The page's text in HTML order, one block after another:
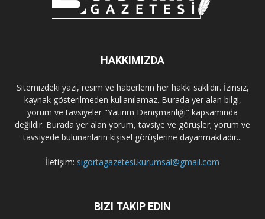
HAKKIMIZDA
Sitemizdeki yazı, resim ve haberlerin her hakkı saklıdır. İzinsiz,
kaynak gösterilmeden kullanılamaz. Burada yer alan bilgi,
yorum ve tavsiyeler "Yatırım Danışmanlığı" kapsamında
değildir. Burada yer alan yorum, tavsiye ve görüşler; yorum ve
tavsiyede bulunanların kişisel görüşlerine dayanmaktadır...
İletişim: sigortagazetesi.kurumsal@gmail.com
BIZI TAKIP EDIN